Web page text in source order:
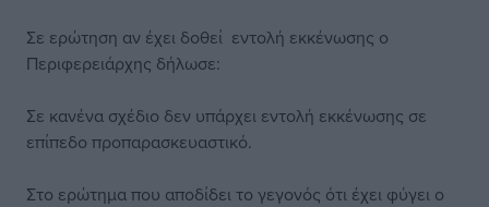
Σε ερώτηση αν έχει δοθεί εντολή εκκένωσης ο
Περιφερειάρχης δήλωσε:
Σε κανένα σχέδιο δεν υπάρχει εντολή εκκένωσης σε
επίπεδο προπαρασκευαστικό.
Στο ερώτημα που αποδίδει το γεγονός ότι έχει φύγει ο